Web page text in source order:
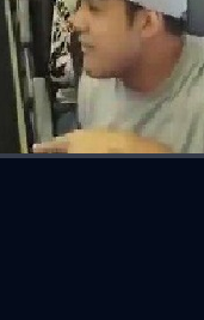
ข่งขันเพื่อแย่ชิงที่นั่งใน
จะทำให้พวกเขา
ที่สุดออกมาได้ เมื่อ
นหัวออกมาใช้อาจไม่ได้
ท นอกจากนี้ Shane
รณ์เกิดบนเครื่องบินที่
รื่องบินกลับไป ซิดนีย์
ตื่นใจมากครับ ลองชม